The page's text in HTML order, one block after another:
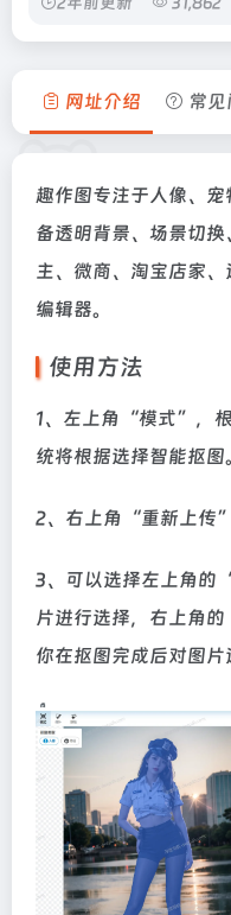
网址介绍 常
趣作图专注于人像、
备透明背景、场景切
主、微商、淘宝店家
编辑器。
使用方法
1、左上角“模式”，
统将根据选择智能抠图
2、右上角“重新上传”
3、可以选择左上角
片进行选择，右上角
你在抠图完成后对图片